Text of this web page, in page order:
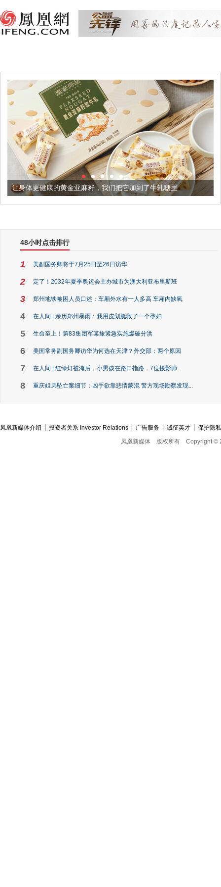
的黄金亚麻籽，我们把它加到了牛轧糖里 被列入佛家七宝
48小时点击排行
1 美副国务卿将于7月25日至26日访华
2 定了！2032年夏季奥运会主办城市为澳大利亚布里斯班
3 郑州地铁被困人员口述：车厢外水有一人多高 车厢内缺氧
4 在人间 | 亲历郑州暴雨：我用皮划艇救了一个孕妇
5 生命至上！第83集团军某旅紧急实施爆破分洪
6 美国常务副国务卿访华为何选在天津？外交部：两个原因
7 在人间 | 红绿灯被淹后，小男孩在路口指路，7位摄影师...
8 重庆姐弟坠亡案细节：凶手欲靠悲情蒙混 警方现场勘察发现...
凤凰新媒体介绍 投资者关系 Investor Relations 广告服务 诚征英才
保护隐
凤凰新媒体
版权所有 Copyright ©